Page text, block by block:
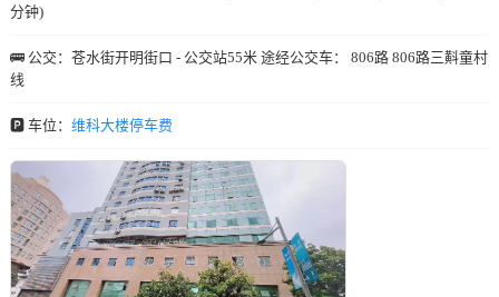
分钟)
🚌 公交：苍水街开明街口 - 公交站55米 途经公交车： 806路 806路三斢童村
线
🅿️ 车位： 维科大楼停车费